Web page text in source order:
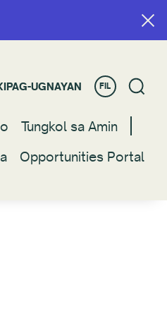
UGNAYAN FIL
Tungkol sa Amin
Opportunities Portal
UGNAYAN FIL
Tungkol sa Amin
Opportunities Portal